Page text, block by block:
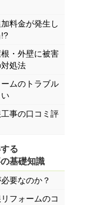
料金が発生し
・外壁に被害
処法
ムのトラブル
事の口コミ評
る
基礎知識
要なのか？
フォームのコ